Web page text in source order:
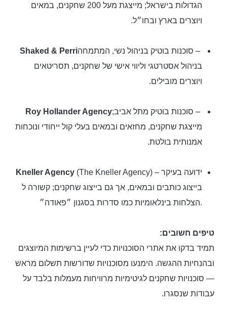
הגדולות בישראל; מייצגת מעל 200 שחקנים, במאים
ויוצרים בארץ ובחו״ל.
Shaked & Perri– סוכנות בוטיק בניהול נשי, המתמחה
בניהול אסטרטגי וליווי אישי של שחקנים, תסריטאים
ויוצרים מובילים.
Roy Hollander Agency– סוכנות בוטיק מתל אביב;
מייצגת שחקנים, מחזאים ובמאים בעלי קול ייחודי ונוכחות
אמנותית בולטת.
Kneller Agency (The Kneller Agency) – ידועה בעיקר
בייצוג כותבים ובמאים, אך גם בייצוג שחקנים; קשורה ל
הצלחות בינלאומיות כמו סדרות בסגנון ״פאודה״.
טיפים חשובים:
תמיד בדקו את אתרי הסוכנויות כדי לעיין ברשימות המיוצגים
ובהנחיות ההגשה. הימנעו מסוכנויות שדורשות תשלום מראש
— סוכנויות שחקנים לגיטימיות מרוויחות מעמלות בלבד על
עבודות שנסגרו.